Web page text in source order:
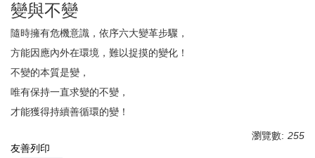
變與不變
隨時擁有危機意識，依序六大變革步驟，
方能因應內外在環境，難以捉摸的變化！
不變的本質是變，
唯有保持一直求變的不變，
才能獲得持續善循環的變！
瀏覽數: 255
友善列印